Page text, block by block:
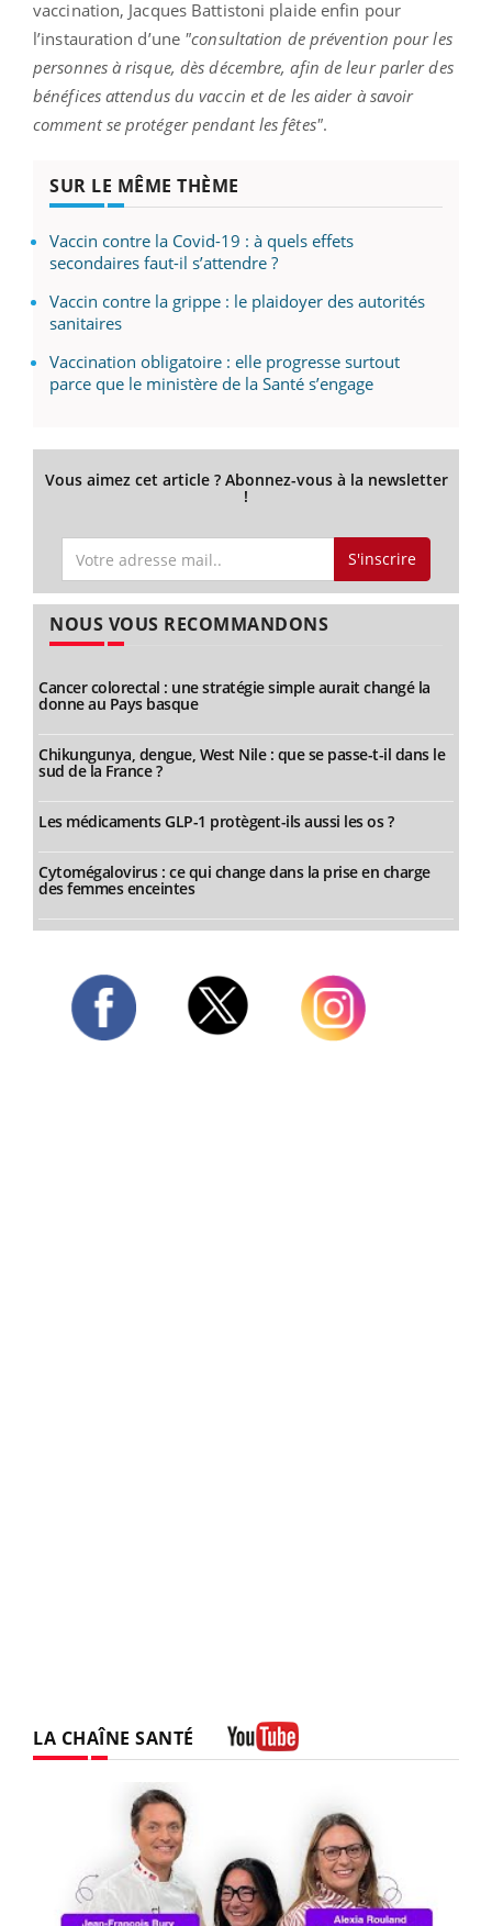
vaccination, Jacques Battistoni plaide enfin pour
l’instauration d’une "consultation de prévention pour les
personnes à risque, dès décembre, afin de leur parler des
bénéfices attendus du vaccin et de les aider à savoir
comment se protéger pendant les fêtes".
SUR LE MÊME THÈME
Vaccin contre la Covid-19 : à quels effets
secondaires faut-il s’attendre ?
Vaccin contre la grippe : le plaidoyer des autorités
sanitaires
Vaccination obligatoire : elle progresse surtout
parce que le ministère de la Santé s’engage
Vous aimez cet article ? Abonnez-vous à la newsletter
!
S'inscrire
NOUS VOUS RECOMMANDONS
Cancer colorectal : une stratégie simple aurait changé la
donne au Pays basque
Chikungunya, dengue, West Nile : que se passe-t-il dans le
sud de la France ?
Les médicaments GLP-1 protègent-ils aussi les os ?
Cytomégalovirus : ce qui change dans la prise en charge
des femmes enceintes
LA CHAÎNE SANTÉ